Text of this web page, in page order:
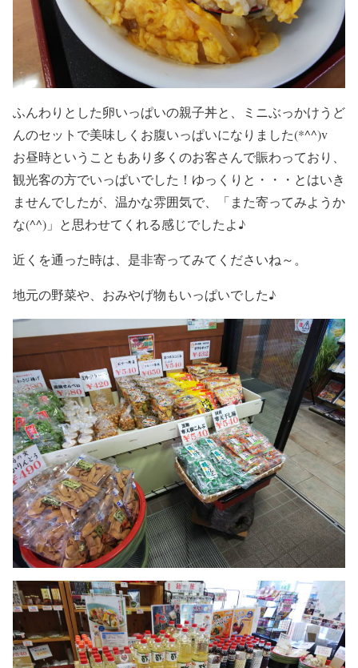
ふんわりとした卵いっぱいの親子丼と、ミニぶっかけうど
んのセットで美味しくお腹いっぱいになりました(*^^)v
お昼時ということもあり多くのお客さんで賑わっており、
観光客の方でいっぱいでした！ゆっくりと・・・とはいき
ませんでしたが、温かな雰囲気で、「また寄ってみようか
な(^^)」と思わせてくれる感じでしたよ♪
近くを通った時は、是非寄ってみてくださいね～。
地元の野菜や、おみやげ物もいっぱいでした♪